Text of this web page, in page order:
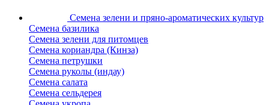
Семена зелени и пряно-ароматических культур
Семена базилика
Семена зелени для питомцев
Семена кориандра (Кинза)
Семена петрушки
Семена руколы (индау)
Семена салата
Семена сельдерея